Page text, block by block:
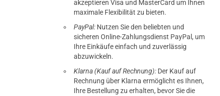
akzeptieren Visa und MasterCard um Ihnen
maximale Flexibilität zu bieten.
PayPal: Nutzen Sie den beliebten und
sicheren Online-Zahlungsdienst PayPal, um
Ihre Einkäufe einfach und zuverlässig
abzuwickeln.
Klarna (Kauf auf Rechnung): Der Kauf auf
Rechnung über Klarna ermöglicht es Ihnen,
Ihre Bestellung zu erhalten, bevor Sie die